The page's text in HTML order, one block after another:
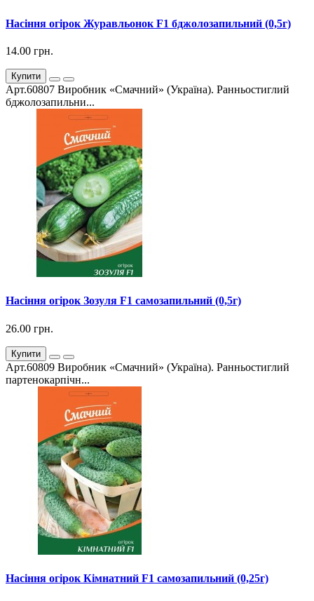
Насіння огірок Журавльонок F1 бджолозапильний (0,5г)
14.00 грн.
Купити
Арт.60807 Виробник «Смачний» (Україна). Ранньостиглий
бджолозапильни...
Насіння огірок Зозуля F1 самозапильний (0,5г)
26.00 грн.
Купити
Арт.60809 Виробник «Смачний» (Україна). Ранньостиглий
партенокарпічн...
Насіння огірок Кімнатний F1 самозапильний (0,25г)